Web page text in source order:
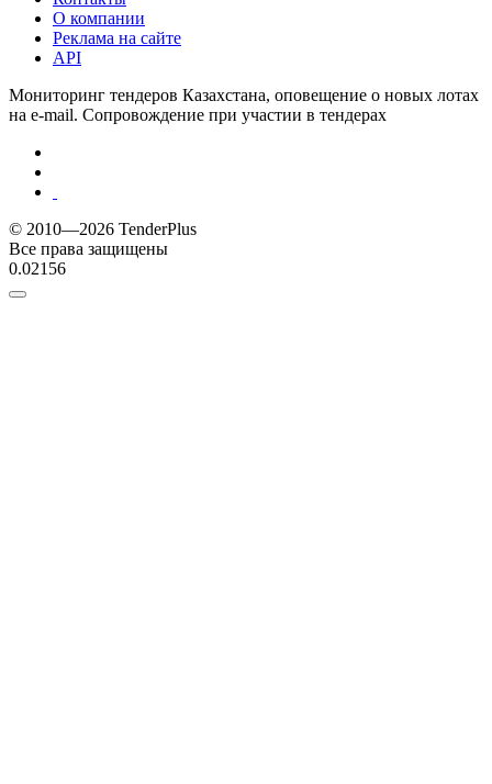
О компании
Реклама на сайте
API
Мониторинг тендеров Казахстана, оповещение о новых лотах
на e-mail. Сопровождение при участии в тендерах
© 2010—2026 TenderPlus
Все права защищены
0.02156